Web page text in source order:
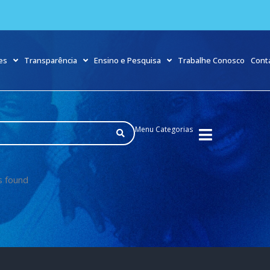
Transparência Ensino e Pesquisa Trabalhe Conosco
Menu Categorias
found